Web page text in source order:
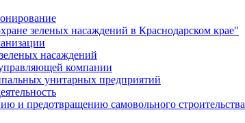
зеленых насаждений в Краснодарском крае"
насаждений
компании
унитарных предприятий
и предотвращению самовольного строительства